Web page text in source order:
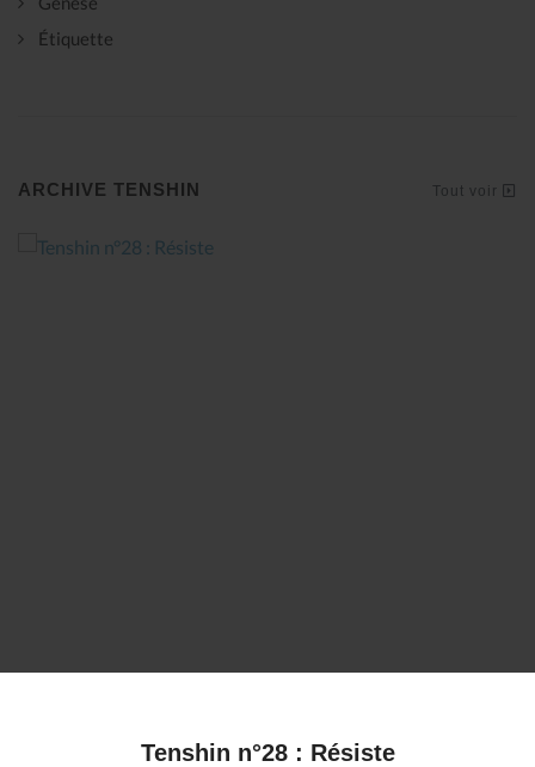
Étiquette
ARCHIVE TENSHIN Tout voir
Tenshin n°28 : Résiste